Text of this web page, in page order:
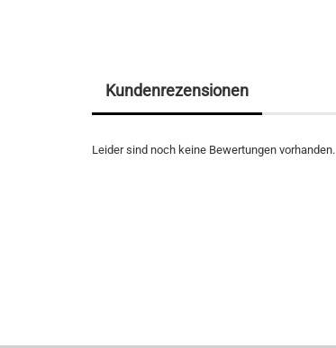
Kundenrezensionen
Leider sind noch keine Bewertungen